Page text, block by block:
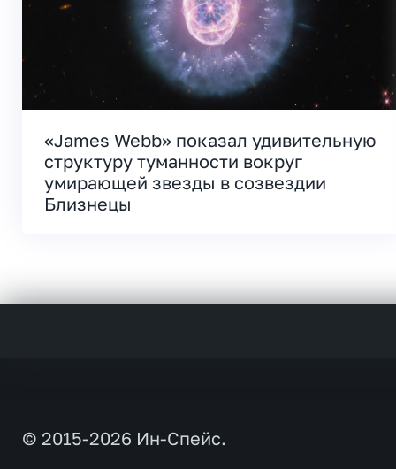
«James Webb» показал удивительную
структуру туманности вокруг
умирающей звезды в созвездии
Близнецы
© 2015-2026 Ин-Спейс.